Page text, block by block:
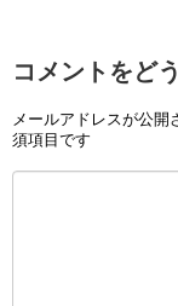
コメントをど
メールアドレスが公開
須項目です